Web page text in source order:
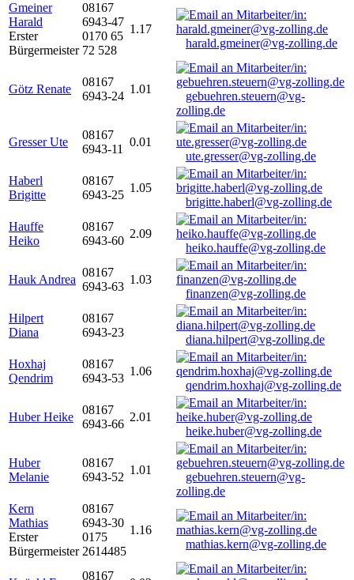
Gmeiner
Harald
Erster
Bürgermeister
08167
6943-47
0170 65
72 528
1.17
harald.gmeiner@vg-zolling.de
Götz Renate
08167
6943-24
1.01
gebuehren.steuern@vg-
zolling.de
Gresser Ute
08167
6943-11
0.01
ute.gresser@vg-zolling.de
Haberl
Brigitte
08167
6943-25
1.05
brigitte.haberl@vg-zolling.de
Hauffe
Heiko
08167
6943-60
2.09
heiko.hauffe@vg-zolling.de
Hauk Andrea
08167
6943-63
1.03
finanzen@vg-zolling.de
Hilpert
Diana
08167
6943-23
diana.hilpert@vg-zolling.de
Hoxhaj
Qendrim
08167
6943-53
1.06
qendrim.hoxhaj@vg-zolling.de
Huber Heike
08167
6943-66
2.01
heike.huber@vg-zolling.de
Huber
Melanie
08167
6943-52
1.01
gebuehren.steuern@vg-
zolling.de
Kern
Mathias
Erster
Bürgermeister
08167
6943-30
0175
2614485
1.16
mathias.kern@vg-zolling.de
08167